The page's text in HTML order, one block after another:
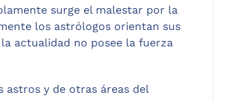
surge el malestar por la
los astrólogos orientan sus
actualidad no posee la fuerza
astros y de otras áreas del